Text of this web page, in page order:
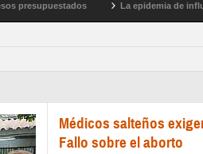
La epidemia de
Médicos salteños
Fallo sobre el aborto